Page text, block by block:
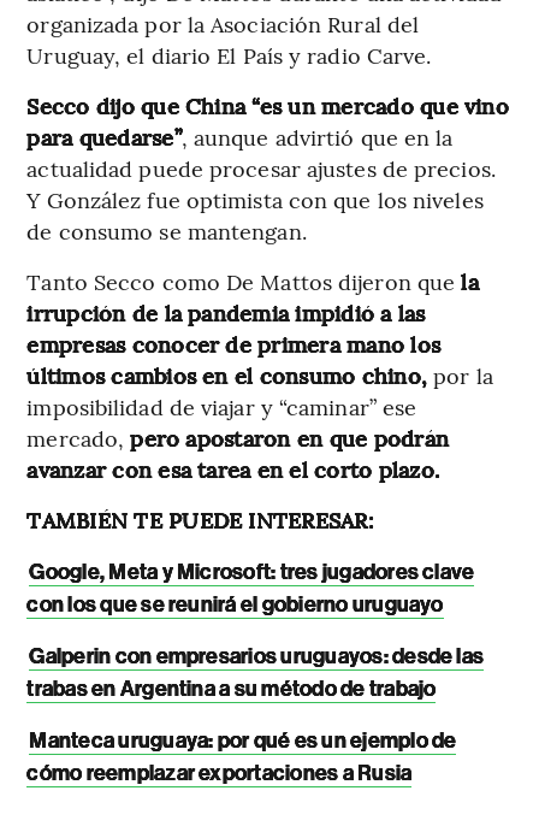
organizada por la Asociación Rural del
Uruguay, el diario El País y radio Carve.
Secco dijo que China “es un mercado que vino
para quedarse”, aunque advirtió que en la
actualidad puede procesar ajustes de precios.
Y González fue optimista con que los niveles
de consumo se mantengan.
Tanto Secco como De Mattos dijeron que la
irrupción de la pandemia impidió a las
empresas conocer de primera mano los
últimos cambios en el consumo chino, por la
imposibilidad de viajar y “caminar” ese
mercado,pero apostaron en que podrán
avanzar con esa tarea en el corto plazo.
TAMBIÉN TE PUEDE INTERESAR:
Google, Meta y Microsoft: tres jugadores clave
con los que se reunirá el gobierno uruguayo
Galperin con empresarios uruguayos: desde las
trabas en Argentina a su método de trabajo
Manteca uruguaya: por qué es un ejemplo de
cómo reemplazar exportaciones a Rusia